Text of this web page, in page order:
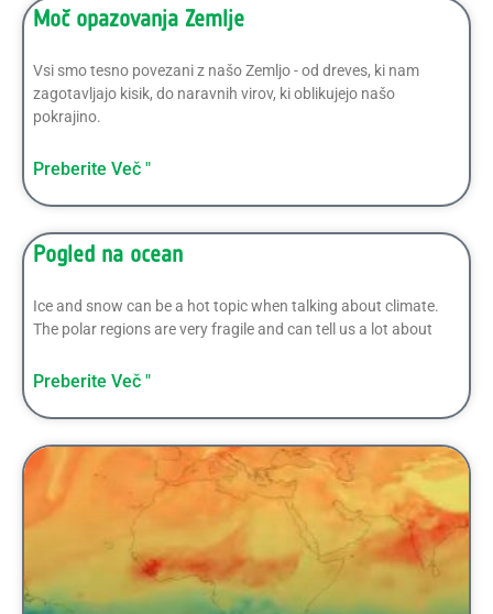
Moč opazovanja Zemlje
Vsi smo tesno povezani z našo Zemljo - od dreves, ki nam
zagotavljajo kisik, do naravnih virov, ki oblikujejo našo
pokrajino.
Preberite Več "
Pogled na ocean
Ice and snow can be a hot topic when talking about climate.
The polar regions are very fragile and can tell us a lot about
Preberite Več "